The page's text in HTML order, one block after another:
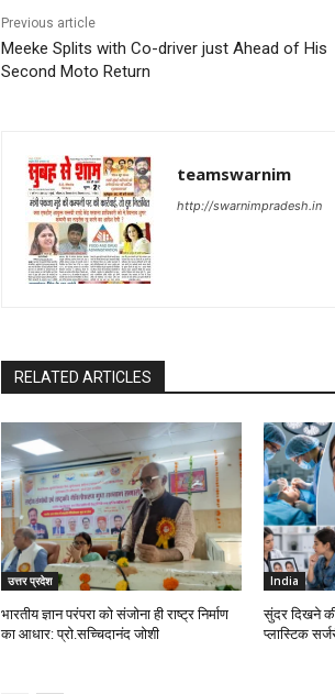
Previous article
Meeke Splits with Co-driver just Ahead of His
Second Moto Return
teamswarnim
http://swarnimpradesh.in
RELATED ARTICLES
उत्तर प्रदेश
भारतीय ज्ञान परंपरा को संजोना ही राष्ट्र निर्माण
का आधार: प्रो.सच्चिदानंद जोशी
India
सुंदर दिखने की
प्लास्टिक